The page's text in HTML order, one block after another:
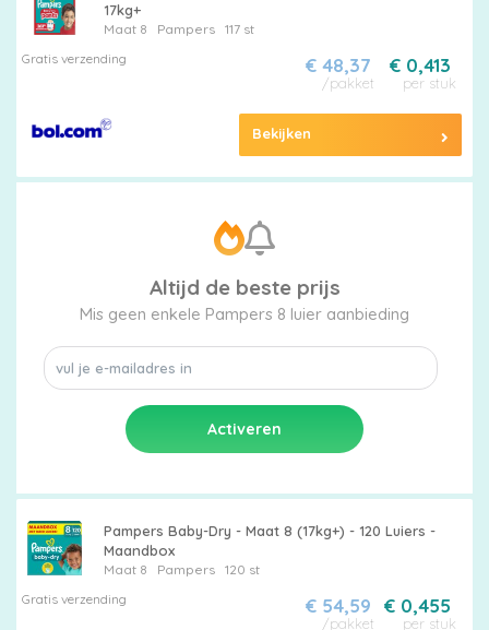
17kg+
Maat 8 Pampers
117 st
Gratis verzending
€ 0,413
per stuk
€ 48,37
/pakket
Bekijken
Altijd de beste prijs
Mis geen enkele Pampers 8 luier aanbieding
Pampers Baby-Dry - Maat 8 (17kg+) - 120 Luiers -
Maandbox
Maat 8 Pampers
120 st
Gratis verzending
€ 0,455
per stuk
€ 54,59
/pakket